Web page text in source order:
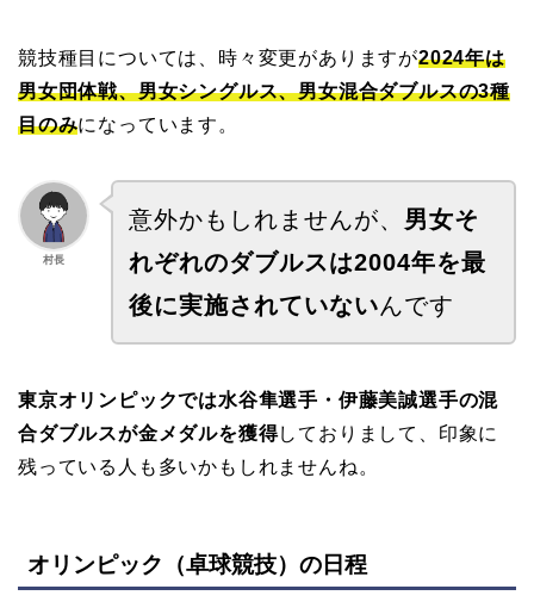
競技種目については、時々変更がありますが2024年は
男女団体戦、男女シングルス、男女混合ダブルスの3種
目のみになっています。
村長
意外かもしれませんが、 男女そ
れぞれのダブルスは2004年を最
後に実施されていないんです
東京オリンピックでは水谷隼選手・伊藤美誠選手の混
合ダブルスが金メダルを獲得しておりまして、印象に
残っている人も多いかもしれませんね。
オリンピック（卓球競技）の日程